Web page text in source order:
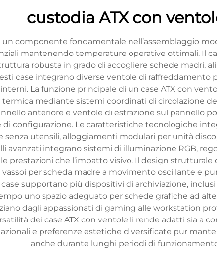
custodia ATX con
un componente fondamentale nell’assemblaggio
mantenendo temperature operative ottimali. Il
robusta in grado di accogliere schede madri,
case integrano diverse ventole di raffreddamento
La funzione principale di un case ATX con
mediante sistemi coordinati di circolazione
anteriore e ventole di estrazione sul pannello
configurazione. Le caratteristiche tecnologiche
utensili, alloggiamenti modulari per unità
avanzati integrano sistemi di illuminazione RGB,
prestazioni che l’impatto visivo. Il design strutturale
per scheda madre a movimento oscillante e
supportano più dispositivi di archiviazione,
uno spazio adeguato per schede grafiche ad
dagli appassionati di gaming alle workstation
dei case ATX con ventole li rende adatti sia a
e preferenze estetiche diversificate pur
anche durante lunghi periodi di